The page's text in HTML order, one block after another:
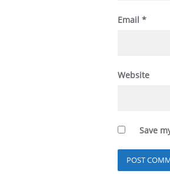
Email *
Website
Save